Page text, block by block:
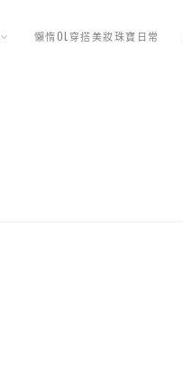
懶惰OL穿搭美妝珠寶日常